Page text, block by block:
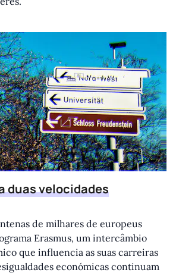
duas velocidades
de milhares de europeus
Erasmus, um intercâmbio
que influencia as suas carreiras
económicas continuam